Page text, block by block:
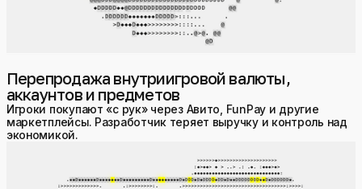
Перепродажа внутриигровой валюты,
аккаунтов и предметов
Игроки покупают «с рук» через Авито, FunPay и другие
маркетплейсы. Разработчик теряет выручку и контроль над
экономикой.